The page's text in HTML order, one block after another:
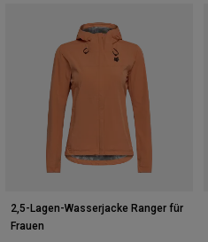
2,5-Lagen-Wasserjacke Ranger für
Frauen